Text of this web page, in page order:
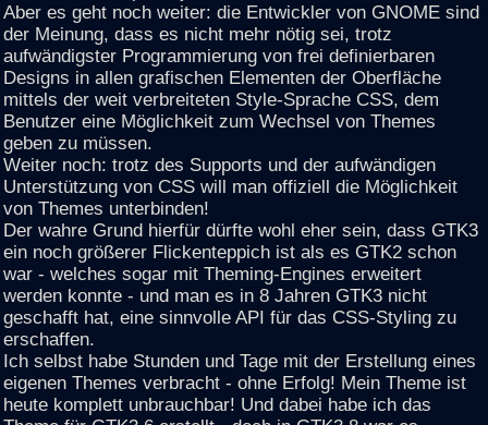
Aber es geht noch weiter: die Entwickler von GNOME sind
der Meinung, dass es nicht mehr nötig sei, trotz
aufwändigster Programmierung von frei definierbaren
Designs in allen grafischen Elementen der Oberfläche
mittels der weit verbreiteten Style-Sprache CSS, dem
Benutzer eine Möglichkeit zum Wechsel von Themes
geben zu müssen.
Weiter noch: trotz des Supports und der aufwändigen
Unterstützung von CSS will man offiziell die Möglichkeit
von Themes unterbinden!
Der wahre Grund hierfür dürfte wohl eher sein, dass GTK3
ein noch größerer Flickenteppich ist als es GTK2 schon
war - welches sogar mit Theming-Engines erweitert
werden konnte - und man es in 8 Jahren GTK3 nicht
geschafft hat, eine sinnvolle API für das CSS-Styling zu
erschaffen.
Ich selbst habe Stunden und Tage mit der Erstellung eines
eigenen Themes verbracht - ohne Erfolg! Mein Theme ist
heute komplett unbrauchbar! Und dabei habe ich das